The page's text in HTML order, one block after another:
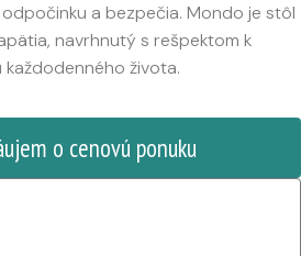
a bezpečia. Mondo je stôl
navrhnutý s rešpektom k
života.
o cenovú ponuku